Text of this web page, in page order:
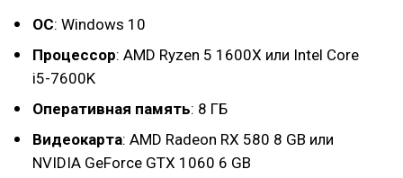
ОС: Windows 10
Процессор: AMD Ryzen 5 1600X или Intel Core
i5-7600K
Оперативная память: 8 ГБ
Видеокарта: AMD Radeon RX 580 8 GB или
NVIDIA GeForce GTX 1060 6 GB